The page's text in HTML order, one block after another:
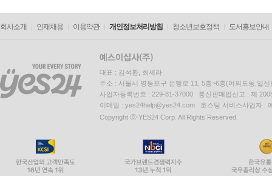
회사소개 인재채용 이용약관 개인정보처리방침 청소년보호정책 도서홍보안내
대표 : 김석환, 최세라
주소 : 서울시 영등포구 은행로 11, 5층~6층(여의도동,일신
사업자등록번호 : 229-81-37000 통신판매업신고 : 제
이메일 : yes24help@yes24.com 호스팅 서비스사업자 :
Copyright ⓒ YES24 Corp. All Rights Reserved.